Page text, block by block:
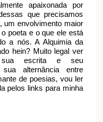
apaixonada por
que precisamos
um envolvimento maior
poeta e o que ele está
a nós. A Alquimia da
hein? Muito legal ver
escrita e seu
alternância entre
de poesias, vou ler
pelos links para minha